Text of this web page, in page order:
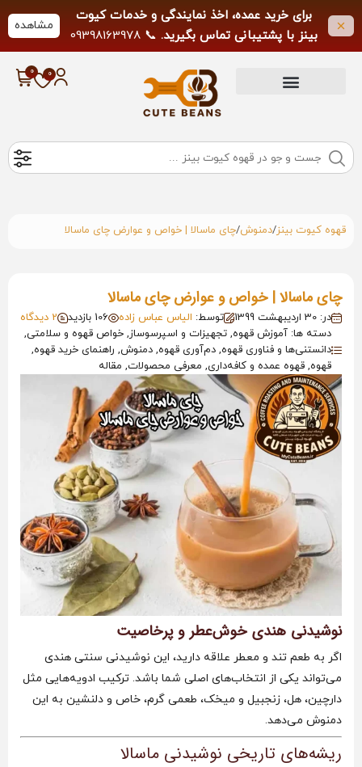
برای خرید عمده، اخذ نمایندگی و خدمات کیوت
بینز با پشتیبانی تماس بگیرید. 📞 09398163978
لطفاً از تماس خارج از ساعات کاری خودداری
فرمایید.
مشاهده
قهوه کیوت بینز/دمنوش/چای ماسالا | خواص و عوارض چای ماسالا
چای ماسالا | خواص و عوارض چای ماسالا
در: 30 اردیبهشت 1399 توسط: الیاس عباس زاده 106 بازدید
2 دیدگاه
دسته ها: آموزش قهوه, تجهیزات و اسپرسوساز, خواص قهوه و سلامتی,
دانستنی‌ها و فناوری قهوه, دم‌آوری قهوه, دمنوش, راهنمای خرید قهوه,
قهوه, قهوه عمده و کافه‌داری, معرفی محصولات, مقاله
نوشیدنی هندی خوش‌عطر و پرخاصیت
اگر به طعم تند و معطر علاقه دارید، این نوشیدنی سنتی هندی
می‌تواند یکی از انتخاب‌های اصلی شما باشد. ترکیب ادویه‌هایی مثل
دارچین، هل، زنجبیل و میخک، طعمی گرم، خاص و دلنشین به این
دمنوش می‌دهد.
ریشه‌های تاریخی نوشیدنی ماسالا